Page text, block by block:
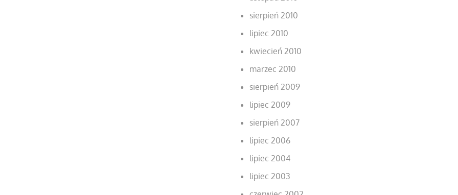
sierpień 2010
lipiec 2010
kwiecień 2010
marzec 2010
sierpień 2009
lipiec 2009
sierpień 2007
lipiec 2006
lipiec 2004
lipiec 2003